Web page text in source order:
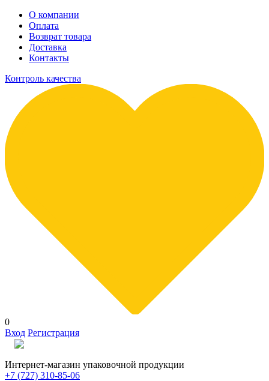
О компании
Оплата
Возврат товара
Доставка
Контакты
Контроль качества
0
Вход Регистрация
Интернет-магазин упаковочной продукции
+7 (727) 310-85-06